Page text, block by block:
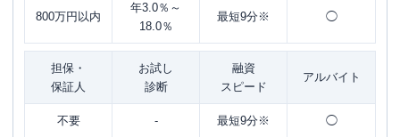
800万円以内
年3.0％～
18.0％
最短9分※ ◯
担保・
保証人
お試し
診断
融資
スピード
アルバイト
不要 - 最短9分※ ◯